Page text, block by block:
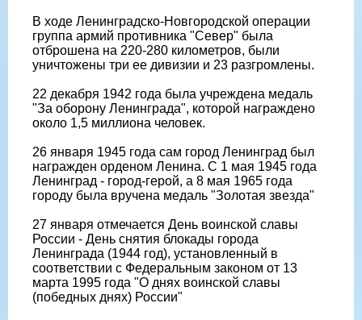
В ходе Ленинградско-Новгородской операции
группа армий противника "Север" была
отброшена на 220-280 километров, были
уничтожены три ее дивизии и 23 разгромлены.
22 декабря 1942 года была учреждена медаль
"За оборону Ленинграда", которой награждено
около 1,5 миллиона человек.
26 января 1945 года сам город Ленинград был
награжден орденом Ленина. С 1 мая 1945 года
Ленинград - город-герой, а 8 мая 1965 года
городу была вручена медаль "Золотая звезда"
27 января отмечается День воинской славы
России - День снятия блокады города
Ленинграда (1944 год), установленный в
соответствии с Федеральным законом от 13
марта 1995 года "О днях воинской славы
(победных днях) России"